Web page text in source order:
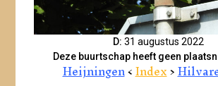
D: 31 augustus 2022
Deze buurtschap heeft geen
Heijningen<Index>